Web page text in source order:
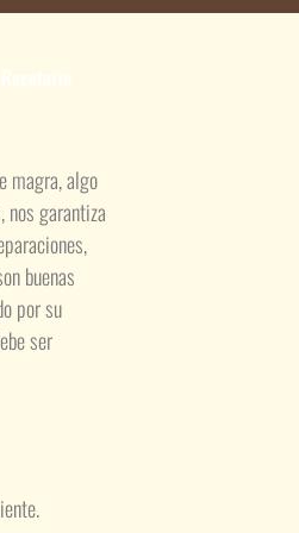
magra, algo
garantiza
buenas
por su
ser